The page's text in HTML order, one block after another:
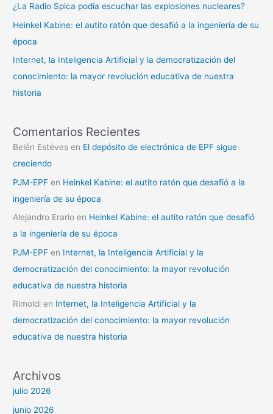
¿La Radio Spica podía escuchar las explosiones nucleares?
Heinkel Kabine: el autito ratón que desafió a la ingeniería de su
época
Internet, la Inteligencia Artificial y la democratización del
conocimiento: la mayor revolución educativa de nuestra
historia
Comentarios Recientes
Belén Estéves en El depósito de electrónica de EPF sigue
creciendo
PJM-EPF en Heinkel Kabine: el autito ratón que desafió a la
ingeniería de su época
Alejandro Erario en Heinkel Kabine: el autito ratón que desafió
a la ingeniería de su época
PJM-EPF en Internet, la Inteligencia Artificial y la
democratización del conocimiento: la mayor revolución
educativa de nuestra historia
Rimoldi en Internet, la Inteligencia Artificial y la
democratización del conocimiento: la mayor revolución
educativa de nuestra historia
Archivos
julio 2026
junio 2026